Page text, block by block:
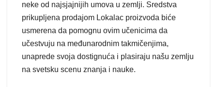
neke od najsjajnijih umova u zemlji. Sredstva
prikupljena prodajom Lokalac proizvoda biće
usmerena da pomognu ovim učenicima da
učestvuju na međunarodnim takmičenjima,
unaprede svoja dostignuća i plasiraju našu zemlju
na svetsku scenu znanja i nauke.